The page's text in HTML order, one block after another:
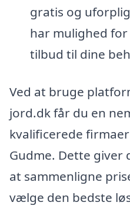
gratis og
har mulighed
tilbud til dine
Ved at bruge
jord.dk får du en
kvalificerede
Gudme. Dette giver
at sammenligne
vælge den bedste